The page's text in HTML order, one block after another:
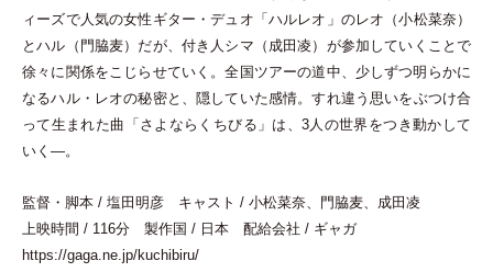
ィーズで人気の女性ギター ・デュオ 「 ハルレオ 」 のレオ （小松菜奈）
とハル （ 門脇麦） だが、付き人シマ （ 成田凌 ） が参加していくことで
徐々に関係をこじらせていく。全国ツアーの道中、少しずつ明らかに
なるハル・ レオの秘密と、隠していた感情。すれ違う思いをぶつけ合
って生まれた曲 「 さよならくちびる 」 は、3人の世界をつき動かして
いく―。
監督 ・ 脚本 / 塩田明彦 キャスト / 小松菜奈、門脇麦、成田凌
上映時間 / 116分 製作国 / 日本 配給会社 / ギャガ
https://gaga.ne.jp/kuchibiru/